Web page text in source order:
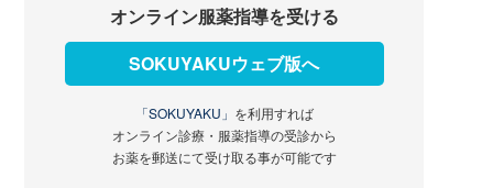
オンライン服薬指導を受ける
SOKUYAKUウェブ版へ
「SOKUYAKU」 を利用すれば
オンライン診療・服薬指導の受診から
お薬を郵送にて受け取る事が可能です